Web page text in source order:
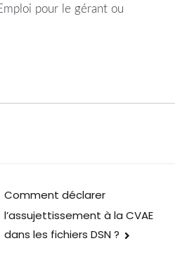
pour le gérant ou
Comment déclarer
l’assujettissement à la CVAE
dans les fichiers DSN ?